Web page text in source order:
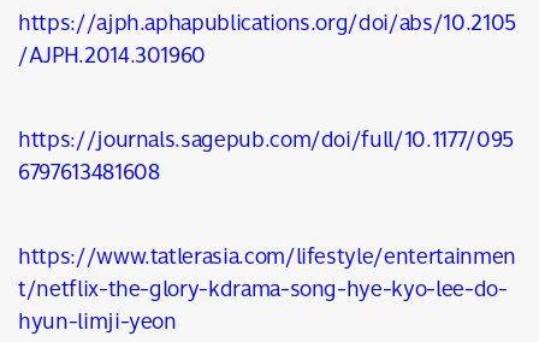
https://ajph.aphapublications.org/doi/abs/10.2105
/AJPH.2014.301960
https://journals.sagepub.com/doi/full/10.1177/095
6797613481608
https://www.tatlerasia.com/lifestyle/entertainmen
t/netflix-the-glory-kdrama-song-hye-kyo-lee-do-
hyun-limji-yeon